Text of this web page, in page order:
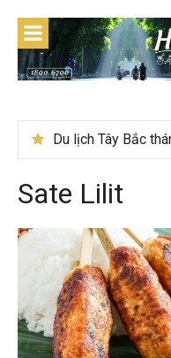
content
Sate Lilit